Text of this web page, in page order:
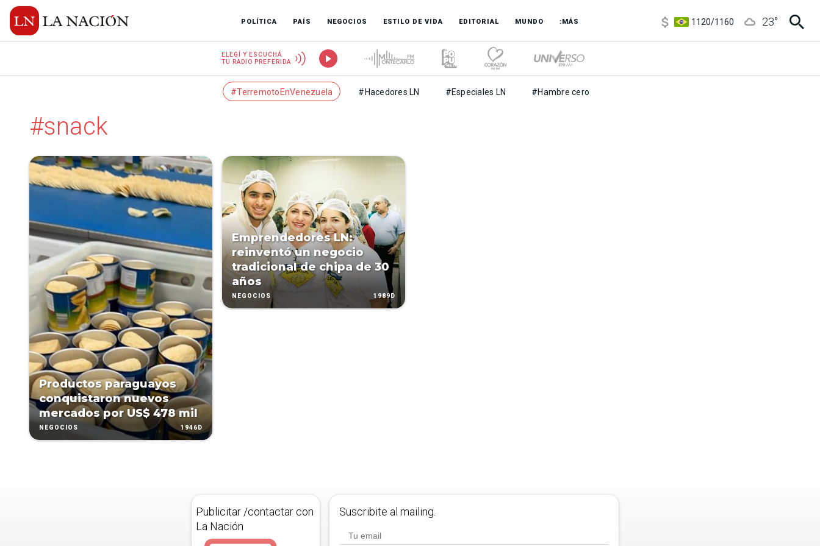
POLÍTICA PAÍS NEGOCIOS ESTILO DE VIDA EDITORIAL MUNDO :MÁS
1120/1160
23°
ELEGÍ Y ESCUCHÁ
TU RADIO PREFERIDA
#TerremotoEnVenezuela #Hacedores LN #Especiales LN #Hambre cero
#snack
Productos paraguayos
conquistaron nuevos
mercados por US$ 478 mil
NEGOCIOS 1946D
Emprendedores LN:
reinventó un negocio
tradicional de chipa de 30
años
NEGOCIOS 1989D
Publicitar /contactar con
La Nación
Suscribite al mailing.